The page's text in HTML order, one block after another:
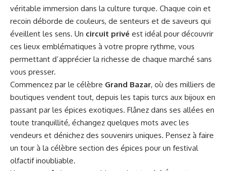
véritable immersion dans la culture turque. Chaque coin et
recoin déborde de couleurs, de senteurs et de saveurs qui
éveillent les sens. Un circuit privé est idéal pour découvrir
ces lieux emblématiques à votre propre rythme, vous
permettant d’apprécier la richesse de chaque marché sans
vous presser.
Commencez par le célèbre Grand Bazar, où des milliers de
boutiques vendent tout, depuis les tapis turcs aux bijoux en
passant par les épices exotiques. Flânez dans ses allées en
toute tranquillité, échangez quelques mots avec les
vendeurs et dénichez des souvenirs uniques. Pensez à faire
un tour à la célèbre section des épices pour un festival
olfactif inoubliable.